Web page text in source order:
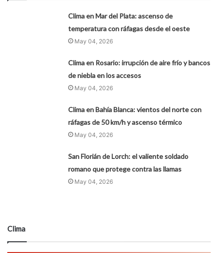
Clima en Mar del Plata: ascenso de
temperatura con ráfagas desde el oeste
May 04, 2026
Clima en Rosario: irrupción de aire frío y bancos
de niebla en los accesos
May 04, 2026
Clima en Bahía Blanca: vientos del norte con
ráfagas de 50 km/h y ascenso térmico
May 04, 2026
San Florián de Lorch: el valiente soldado
romano que protege contra las llamas
May 04, 2026
Clima